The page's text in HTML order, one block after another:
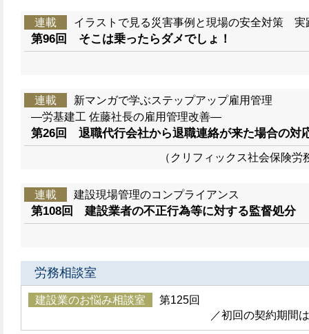
連載 イラストで見る災害事例と現場の安全対策 実
第96回 そこは乗ったらダメでしょ！
連載
新マンガで学ぶステップアップ雇用管理
―労基建工 佐藤社長の雇用管理改善―
第26回 退職代行会社から退職連絡が来た場合の対
（クリフィックス社会保
連載 建設現場管理のコンプライアンス
第108回 建設業者の不正行為等に対する監督処分
労務相談室
建設業のお悩み相談室
第125回
／初回の契約期間